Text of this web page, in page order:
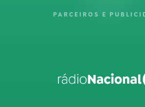
PARCEIROS E